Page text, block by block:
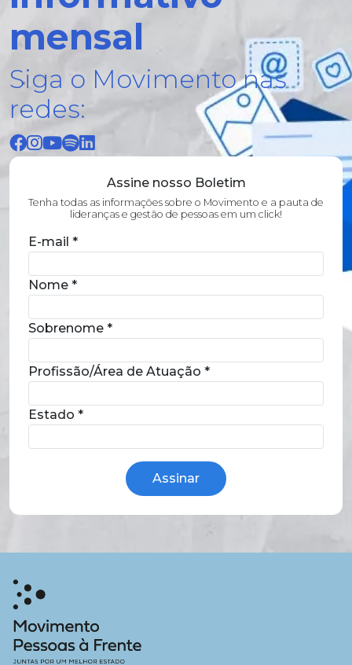
mensal
Siga o Movimento nas
redes:
Assine nosso Boletim
Tenha todas as informações sobre o Movimento e a pauta de
lideranças e gestão de pessoas em um click!
E-mail *
Nome *
Sobrenome *
Profissão/Área de Atuação *
Estado *